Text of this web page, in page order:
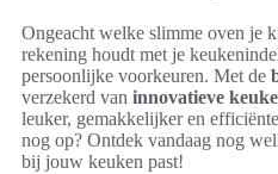
Ongeacht welke slimme oven je
rekening houdt met je
persoonlijke voorkeuren. Met de
verzekerd van innovatieve
leuker, gemakkelijker en
nog op? Ontdek vandaag nog
bij jouw keuken past!